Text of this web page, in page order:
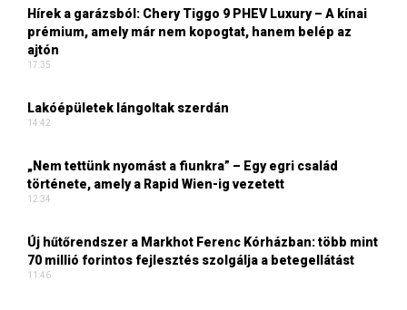
Hírek a garázsból: Chery Tiggo 9 PHEV Luxury – A kínai
prémium, amely már nem kopogtat, hanem belép az
ajtón
17:35
Lakóépületek lángoltak szerdán
14:42
„Nem tettünk nyomást a fiunkra” – Egy egri család
története, amely a Rapid Wien-ig vezetett
12:34
Új hűtőrendszer a Markhot Ferenc Kórházban: több mint
70 millió forintos fejlesztés szolgálja a betegellátást
11:46